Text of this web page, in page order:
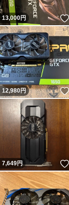
13,000円
12,980円
7,649円